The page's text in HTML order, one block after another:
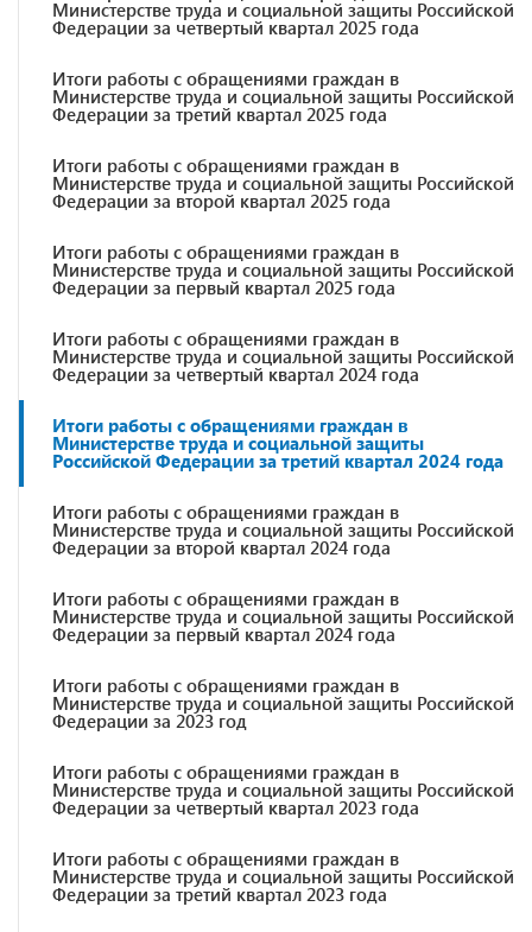
Министерстве труда и социальной защиты Российской
Федерации за четвертый квартал 2025 года
Итоги работы с обращениями граждан в
Министерстве труда и социальной защиты Российской
Федерации за третий квартал 2025 года
Итоги работы с обращениями граждан в
Министерстве труда и социальной защиты Российской
Федерации за второй квартал 2025 года
Итоги работы с обращениями граждан в
Министерстве труда и социальной защиты Российской
Федерации за первый квартал 2025 года
Итоги работы с обращениями граждан в
Министерстве труда и социальной защиты Российской
Федерации за четвертый квартал 2024 года
Итоги работы с обращениями граждан в
Министерстве труда и социальной защиты
Российской Федерации за третий квартал 2024 года
Итоги работы с обращениями граждан в
Министерстве труда и социальной защиты Российской
Федерации за второй квартал 2024 года
Итоги работы с обращениями граждан в
Министерстве труда и социальной защиты Российской
Федерации за первый квартал 2024 года
Итоги работы с обращениями граждан в
Министерстве труда и социальной защиты Российской
Федерации за 2023 год
Итоги работы с обращениями граждан в
Министерстве труда и социальной защиты Российской
Федерации за четвертый квартал 2023 года
Итоги работы с обращениями граждан в
Министерстве труда и социальной защиты Российской
Федерации за третий квартал 2023 года